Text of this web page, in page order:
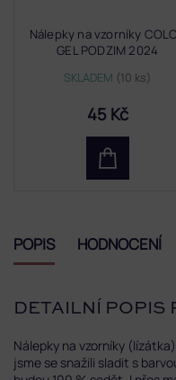
Nálepky na vzorníky
GEL PODZIM 2024
SKLADEM (10 ks)
45 Kč
POPIS HODNOCENÍ
DETAILNÍ POPIS
Nálepky na vzorníky
jsme se snažili sladit s